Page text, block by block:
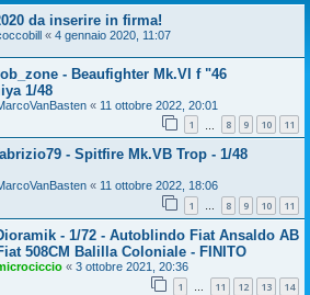
da inserire in firma!
« 4 gennaio 2020, 11:07
- Beaufighter Mk.VI f "46
1/48
« 11 ottobre 2022, 20:01
1 8 9 10 11
- Spitfire Mk.VB Trop - 1/48
« 11 ottobre 2022, 18:06
1 … 8 9 10 11
- 1/72 - Autoblindo Fiat Ansaldo AB
508CM Balilla Coloniale - FINITO
« 3 ottobre 2021, 20:36
1 … 11 12 13 14